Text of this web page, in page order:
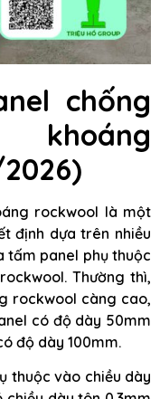
chống
rockwool là một
định dựa trên nhiều
tấm panel phụ thuộc
Thường thì,
rockwool càng cao,
có độ dày 50mm
độ dày 100mm.
thuộc vào chiều dày